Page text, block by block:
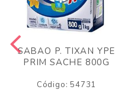
SABAO P. TIXAN YPE
PRIM SACHE 800G
Código: 54731